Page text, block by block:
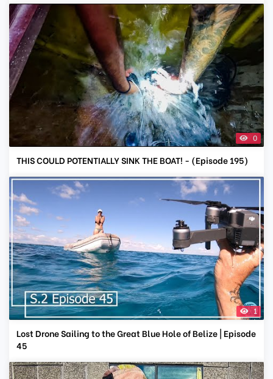
0
THIS COULD POTENTIALLY SINK THE BOAT! - (Episode 195)
1
Lost Drone Sailing to the Great Blue Hole of Belize | Episode
45